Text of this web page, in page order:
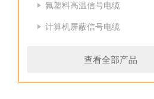
氟塑料高温信号电缆
计算机屏蔽信号电缆
查看全部产品